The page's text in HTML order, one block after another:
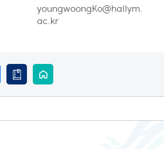
youngwoongKo@hallym.
ac.kr